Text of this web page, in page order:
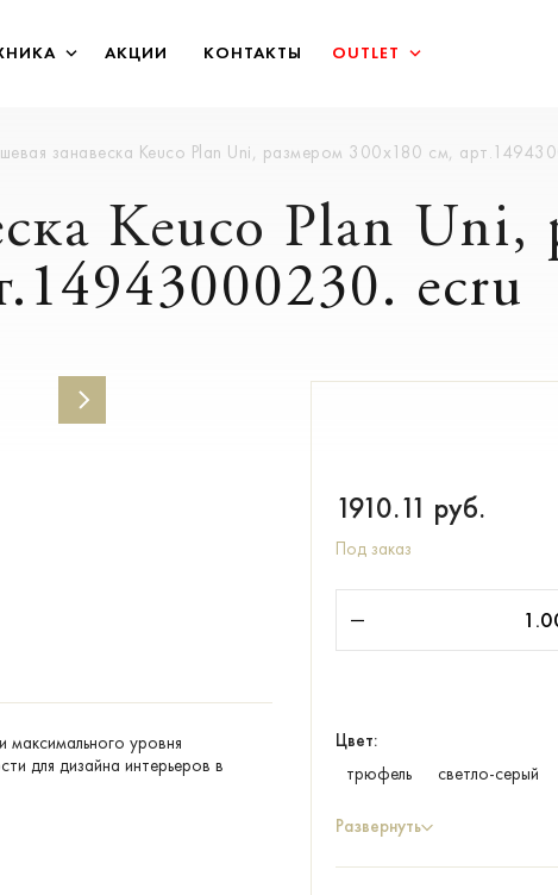
АКЦИИ КОНТАКТЫ OUTLET
занавеска Keuco Plan Uni, размером 300х180 см,
Keuco Plan Uni,
ecru
максимального уровня
для дизайна интерьеров в
1910.11 руб.
Под заказ
Цвет:
трюфель
светло-серый
Развернуть